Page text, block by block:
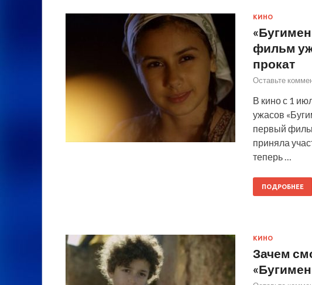
КИНО
фильм
прокат
Оставьте
В кино с 1
ужасов
первый
приняла
теперь …
ПОДРОБНЕЕ
КИНО
Зачем